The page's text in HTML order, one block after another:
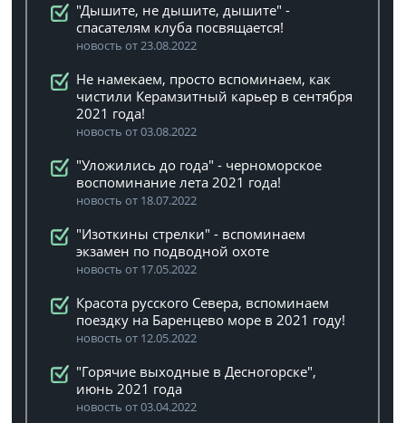
"Дышите, не дышите, дышите" -
спасателям клуба посвящается!
новость от 23.08.2022
Не намекаем, просто вспоминаем, как
чистили Керамзитный карьер в сентября
2021 года!
новость от 03.08.2022
"Уложились до года" - черноморское
воспоминание лета 2021 года!
новость от 18.07.2022
"Изоткины стрелки" - вспоминаем
экзамен по подводной охоте
новость от 17.05.2022
Красота русского Севера, вспоминаем
поездку на Баренцево море в 2021 году!
новость от 12.05.2022
"Горячие выходные в Десногорске",
июнь 2021 года
новость от 03.04.2022